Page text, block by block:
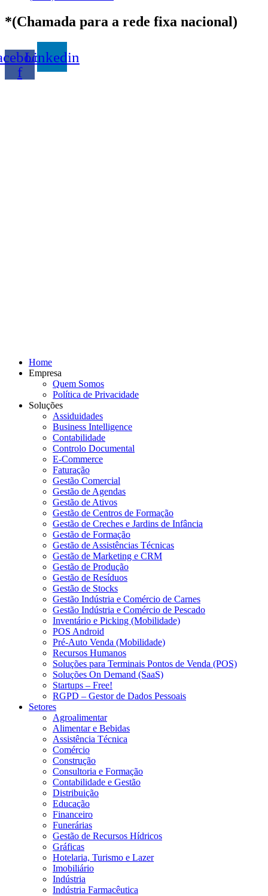
*(Chamada para a rede fixa nacional)
f
Linkedin
Home
Empresa
Quem Somos
Política de Privacidade
Soluções
Assiduidades
Business Intelligence
Contabilidade
Controlo Documental
E-Commerce
Faturação
Gestão Comercial
Gestão de Agendas
Gestão de Ativos
Gestão de Centros de Formação
Gestão de Creches e Jardins de Infância
Gestão de Formação
Gestão de Assistências Técnicas
Gestão de Marketing e CRM
Gestão de Produção
Gestão de Resíduos
Gestão de Stocks
Gestão Indústria e Comércio de Carnes
Gestão Indústria e Comércio de Pescado
Inventário e Picking (Mobilidade)
POS Android
Pré-Auto Venda (Mobilidade)
Recursos Humanos
Soluções para Terminais Pontos de Venda (POS)
Soluções On Demand (SaaS)
Startups – Free!
RGPD – Gestor de Dados Pessoais
Setores
Agroalimentar
Alimentar e Bebidas
Assistência Técnica
Comércio
Construção
Consultoria e Formação
Contabilidade e Gestão
Distribuição
Educação
Financeiro
Funerárias
Gestão de Recursos Hídricos
Gráficas
Hotelaria, Turismo e Lazer
Imobiliário
Indústria
Indústria Farmacêutica